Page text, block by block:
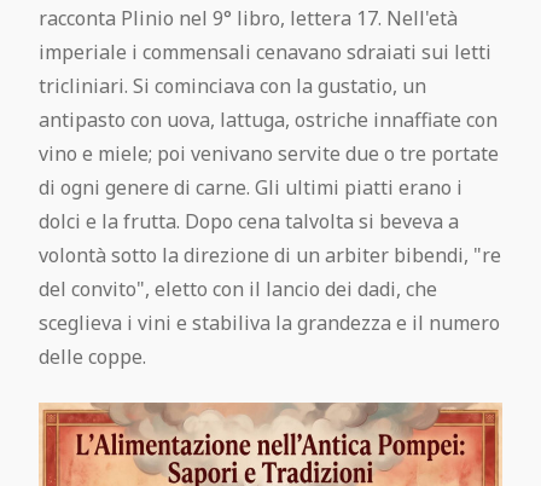
racconta Plinio nel 9° libro, lettera 17. Nell'età
imperiale i commensali cenavano sdraiati sui letti
tricliniari. Si cominciava con la gustatio, un
antipasto con uova, lattuga, ostriche innaffiate con
vino e miele; poi venivano servite due o tre portate
di ogni genere di carne. Gli ultimi piatti erano i
dolci e la frutta. Dopo cena talvolta si beveva a
volontà sotto la direzione di un arbiter bibendi, "re
del convito", eletto con il lancio dei dadi, che
sceglieva i vini e stabiliva la grandezza e il numero
delle coppe.